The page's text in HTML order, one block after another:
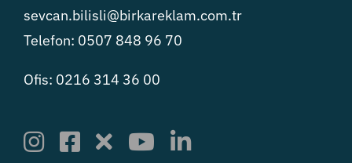
sevcan.bilisli@birkareklam.com.tr
Telefon: 0507 848 96 70
Ofis: 0216 314 36 00